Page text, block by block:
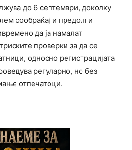
до 6 септември, доколку
сообраќај и предолги
да ја намалат
проверки за да се
односно регистрацијата
регуларно, но без
отпечатоци.